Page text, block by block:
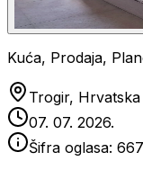
Kuća, Prodaja,
Trogir, Hrvatska
07. 07. 2026.
Šifra oglasa: